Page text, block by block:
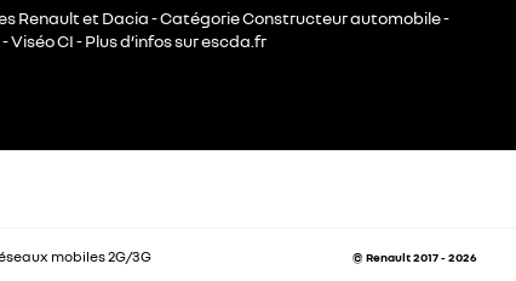
Renault et Dacia - Catégorie Constructeur automobile -
Viséo CI - Plus d’infos sur escda.fr
mobiles 2G/3G © Renault 2017 - 2026